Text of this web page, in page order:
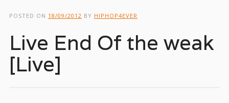
POSTED ON 18/09/2012 BY HIPHOP4EVER
Live End Of the weak
[Live]